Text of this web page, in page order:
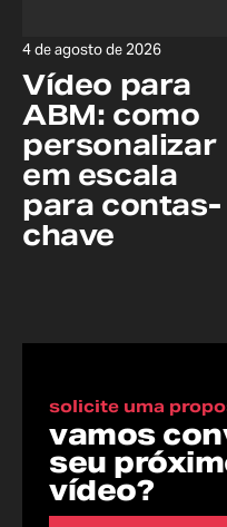
Vídeo para
ABM: como
personalizar
em escala
para contas-
chave
4 de agosto de 2026
solicite uma
vamos
seu
vídeo?